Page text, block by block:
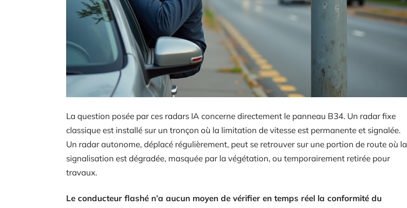
La question posée par ces radars IA concerne directement le panneau B34. Un radar fixe
classique est installé sur un tronçon où la limitation de vitesse est permanente et signalée.
Un radar autonome, déplacé régulièrement, peut se retrouver sur une portion de route où la
signalisation est dégradée, masquée par la végétation, ou temporairement retirée pour
travaux.
Le conducteur flashé n’a aucun moyen de vérifier en temps réel la conformité du